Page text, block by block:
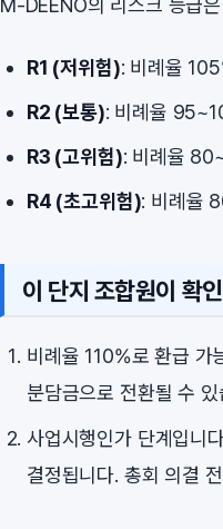
M-DEENO의 리스크 등급
R1 (저위험): 비례율
R2 (보통): 비례율
R3 (고위험): 비례율
R4 (초고위험): 비례율
이 단지 조합원이 확
비례율 110%로 환급 가
분담금으로 전환될 수 있
사업시행인가 단계입니
결정됩니다. 총회 의결